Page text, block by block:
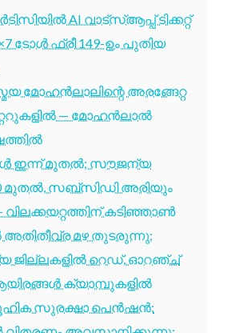
AI വാട്സ്ആപ്പ് ടിക്കറ്റ്
ടോൾ ഫ്രീ 149-ഉം പുതിയ
മോഹൻലാലിന്റെ അരങ്ങേറ്റ
— മോഹൻലാൽ
ഇന്ന് മുതൽ; സൗജന്യ
മുതൽ, സബ്സിഡി അരിയും
കടിഞ്ഞാൺ
അതിതീവ്ര മഴ തുടരുന്നു;
ജില്ലകളിൽ റെഡ്, ഓറഞ്ച്
ക്യാമ്പുകളിൽ
സുരക്ഷാ പെൻഷൻ: